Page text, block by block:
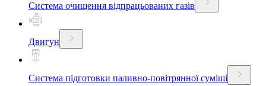
Система очищення відпрацьованих газів
Двигун
Система підготовки паливно-повітрянної суміші